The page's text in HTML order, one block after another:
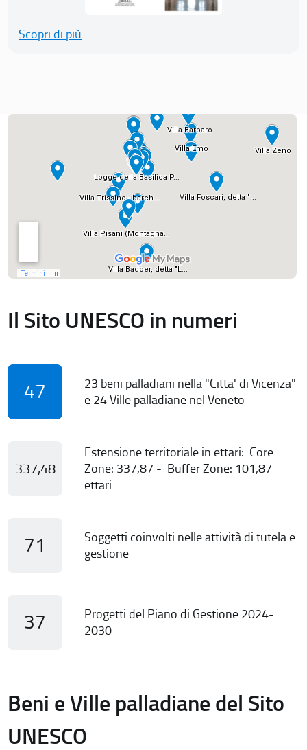
Scopri di più
Il Sito UNESCO in numeri
47
23 beni palladiani nella "Citta' di Vicenza"
e 24 Ville palladiane nel Veneto
337,48
Estensione territoriale in ettari: Core
Zone: 337,87 - Buffer Zone: 101,87
ettari
71
Soggetti coinvolti nelle attività di tutela e
gestione
37
Progetti del Piano di Gestione 2024-
2030
Beni e Ville palladiane del Sito
UNESCO